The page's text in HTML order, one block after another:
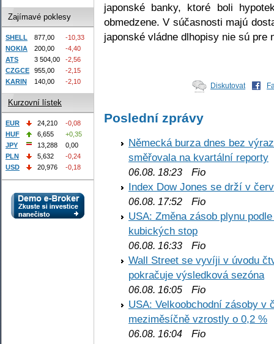
japonské banky, ktoré boli
obmedzene. V súčasnosti majú
japonské vládne dlhopisy nie sú
Diskutovat
Poslední zprávy
Německá burza dnes bez
směřovala na kvartální reporty
06.08. 18:23 Fio
Index Dow Jones se drží v
06.08. 17:52 Fio
USA: Změna zásob plynu
kubických stop
06.08. 16:33 Fio
Wall Street se vyvíji v úvodu
pokračuje výsledková sezóna
06.08. 16:05 Fio
USA: Velkoobchodní zásoby v
meziměsíčně vzrostly o 0,2 %
06.08. 16:04 Fio
Zajímavé poklesy
SHELL 877,00
-10,33
NOKIA
200,00
-4,40
ATS
3 504,00
-2,56
CZGCE
955,00
-2,15
KARIN
140,00 -2,10
Kurzovní lístek
EUR 24,210
-0,08
HUF
6,655
+0,35
JPY
13,288
0,00
PLN
5,632
-0,24
USD
20,976 -0,18